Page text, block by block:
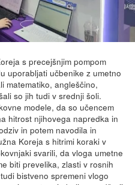
s precejšnjim pompom
uporabljati učbenike z umetno
matematiko, angleščino,
so jih tudi v srednji šoli.
modele, da so učencem
hitrost njihovega napredka in
in potem navodila in
Koreja s hitrimi koraki v
svarili, da vloga umetne
biti prevelika, zlasti v rosnih
bistveno spremeni vlogo